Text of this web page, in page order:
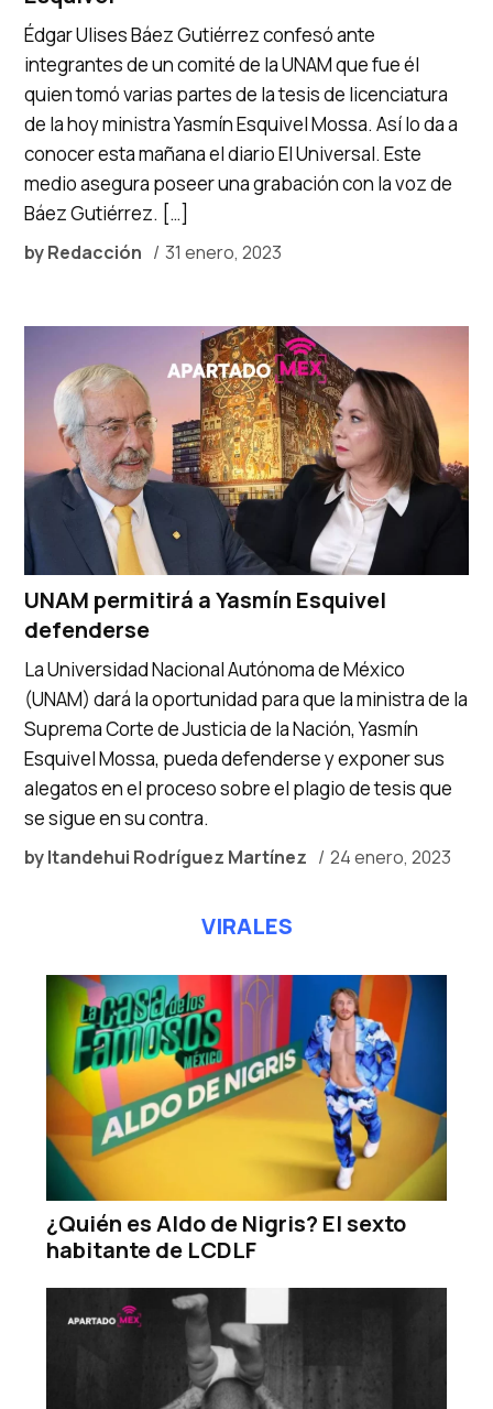
byRedacción 31 enero, 2023
Édgar Ulises Báez Gutiérrez confesó ante
integrantes de un comité de la UNAM que fue él
quien tomó varias partes de la tesis de licenciatura
de la hoy ministra Yasmín Esquivel Mossa. Así lo da a
conocer esta mañana el diario El Universal. Este
medio asegura poseer una grabación con la voz de
Báez Gutiérrez. […]
UNAM permitirá a Yasmín Esquivel
defenderse
byItandehui Rodríguez Martínez 24 enero, 2023
La Universidad Nacional Autónoma de México
(UNAM) dará la oportunidad para que la ministra de la
Suprema Corte de Justicia de la Nación, Yasmín
Esquivel Mossa, pueda defenderse y exponer sus
alegatos en el proceso sobre el plagio de tesis que
se sigue en su contra.
VIRALES
¿Quién es Aldo de Nigris? El sexto
habitante de LCDLF